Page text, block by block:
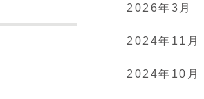
2026年3月
2024年11月
2024年10月